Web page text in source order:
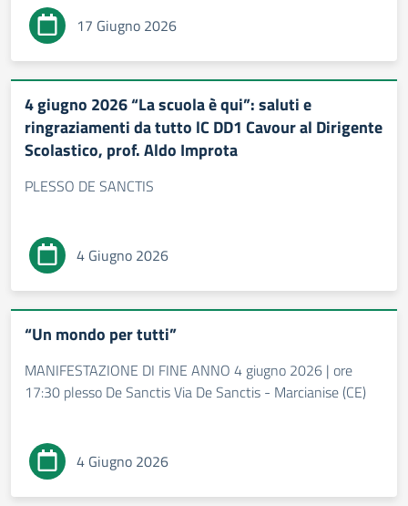
17 Giugno 2026
4 giugno 2026 “La scuola è qui”: saluti e
ringraziamenti da tutto lC DD1 Cavour al Dirigente
Scolastico, prof. Aldo Improta
PLESSO DE SANCTIS
4 Giugno 2026
“Un mondo per tutti”
MANIFESTAZIONE DI FINE ANNO 4 giugno 2026 | ore
17:30 plesso De Sanctis Via De Sanctis - Marcianise (CE)
4 Giugno 2026